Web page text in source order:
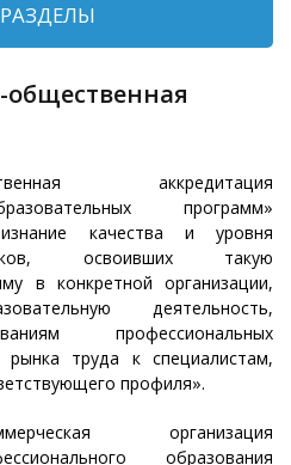
аккредитация
программ»
качества и уровня
освоивших такую
в конкретной организации,
деятельность,
профессиональных
рынка труда к специалистам,
профиля».
организация
образования